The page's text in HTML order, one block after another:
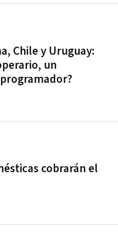
Chile y Uruguay:
un
cobrarán el